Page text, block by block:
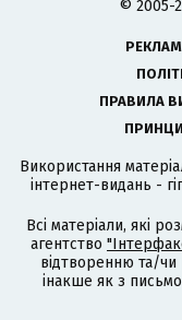
© 2005-
ПРАВИЛА
Використання
інтернет-видань -
Всі матеріали, які
агентство
відтворенню та/
інакше як з